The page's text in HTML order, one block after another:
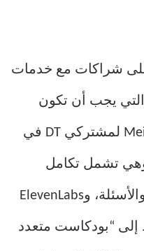
على شراكات مع خدمات
يجب أن تكون
متاحة في تطبيق MeinMagenta لمشتركي DT في
تشمل تكامل
Google Cloud AI للترجمات والأسئلة، وElevenLabs
إلى “بودكاست متعدد